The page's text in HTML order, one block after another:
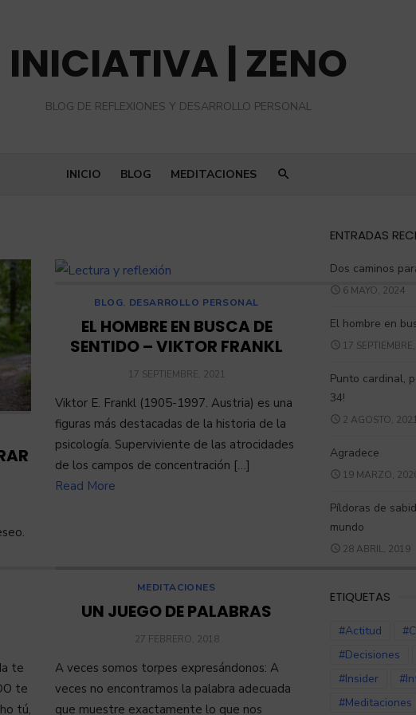
INICIATIVA | ZENO
BLOG DE REFLEXIONES Y DESARROLLO PERSONAL
INICIO BLOG MEDITACIONES
BLOG, DESARROLLO PERSONAL
EL HOMBRE EN BUSCA DE
SENTIDO – VIKTOR FRANKL
POSTED
17 SEPTIEMBRE, 2021
Viktor E. Frankl (1905-1997. Austria) es una
figuras más destacadas de la historia de la
psicología. Superviviente de las atrocidades
de los campos de concentración […]
Read More
te
te
tú,
MEDITACIONES
UN JUEGO DE PALABRAS
POSTED
27 FEBRERO, 2018
A veces somos torpes expresándonos: A
veces no encontramos la palabra adecuada
que muestre exactamente lo que nos
ENTRADAS
Dos caminos
6 MAYO, 2024
El hombre en
17
Punto cardinal,
34!
2 AGOSTO,
Agradece
19 MARZO,
Píldoras de
mundo
28 ABRIL, 2019
ETIQUETAS
#Actitud
#Decisiones
#Insider
#Meditaciones